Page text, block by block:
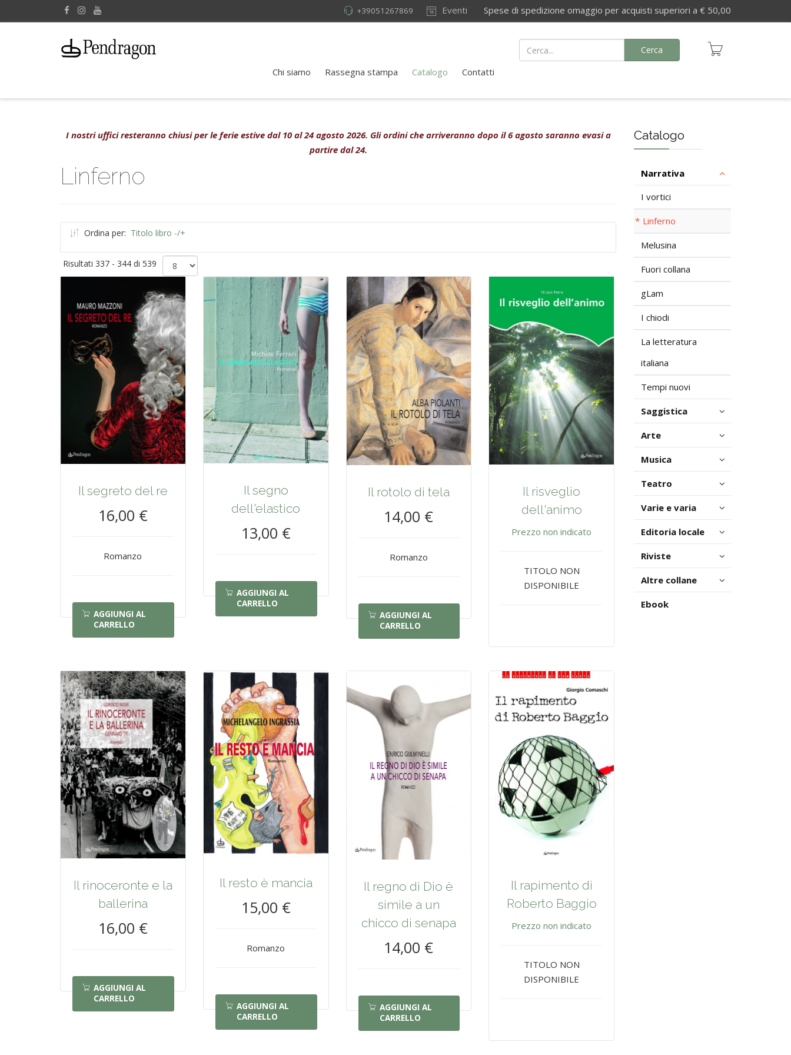
Eventi Spese di spedizione omaggio per acquisti superiori a € 50,00
+39051267869
Chi siamo Rassegna stampa Catalogo Contatti
Cerca
I nostri uffici resteranno chiusi per le ferie estive dal 10 al 24 agosto 2026. Gli ordini che arriveranno dopo il 6 agosto saranno evasi a
partire dal 24.
Linferno
Ordina per: Titolo libro -/+
Risultati 337 - 344 di 539
Il segreto del re
16,00 €
Romanzo
AGGIUNGI AL
CARRELLO
Il segno
dell'elastico
13,00 €
AGGIUNGI AL
CARRELLO
Il rotolo di tela
14,00 €
Romanzo
AGGIUNGI AL
CARRELLO
Il risveglio
dell'animo
Prezzo non indicato
TITOLO NON
DISPONIBILE
Il rinoceronte e la
ballerina
16,00 €
AGGIUNGI AL
CARRELLO
Il resto è mancia
15,00 €
Romanzo
AGGIUNGI AL
CARRELLO
Il regno di Dio è
simile a un
chicco di senapa
14,00 €
AGGIUNGI AL
CARRELLO
Il rapimento di
Roberto Baggio
Prezzo non indicato
TITOLO NON
DISPONIBILE
Catalogo
Narrativa
I vortici
Linferno
Melusina
Fuori collana
gLam
I chiodi
La letteratura
italiana
Tempi nuovi
Saggistica
Arte
Musica
Teatro
Varie e varia
Editoria locale
Riviste
Altre collane
Ebook